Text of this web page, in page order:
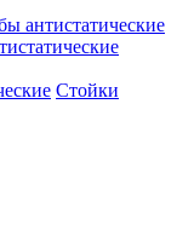
антистатические
Стойки